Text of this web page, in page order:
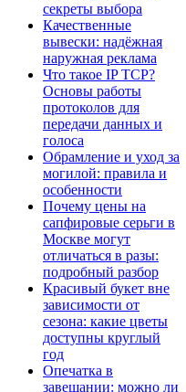
секреты выбора
Качественные
вывески: надёжная
наружная реклама
Что такое IP TCP?
Основы работы
протоколов для
передачи данных и
голоса
Обрамление и уход за
могилой: правила и
особенности
Почему цены на
сапфировые серьги в
Москве могут
отличаться в разы:
подробный разбор
Красивый букет вне
зависимости от
сезона: какие цветы
доступны круглый
год
Опечатка в
завещании: можно ли